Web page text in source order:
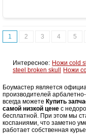
1 2 3 4 5
Интересное: Ножи cold
steel broken skull Ножи
Боумастер является
производителей
всегда можете Купить
самой низкой цене с
бесплатной. При этом мы
коспаниями, что заметно
работает собственная